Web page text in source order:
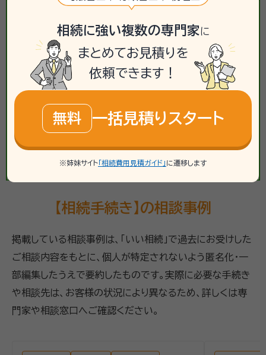
【相続手続き】の相談事例
掲載している相談事例は、「いい相続」で過去にお受けした
ご相談内容をもとに、個人が特定されないよう匿名化・一
部編集したうえで要約したものです。実際に必要な手続き
や相談先は、お客様の状況により異なるため、詳しくは専
門家や相談窓口へご確認ください。
相続に強い複数の専門家に
まとめてお見積りを
依頼できます！
無料 一括見積りスタート
※姉妹サイト 「相続費用見積ガイド」 に遷移します